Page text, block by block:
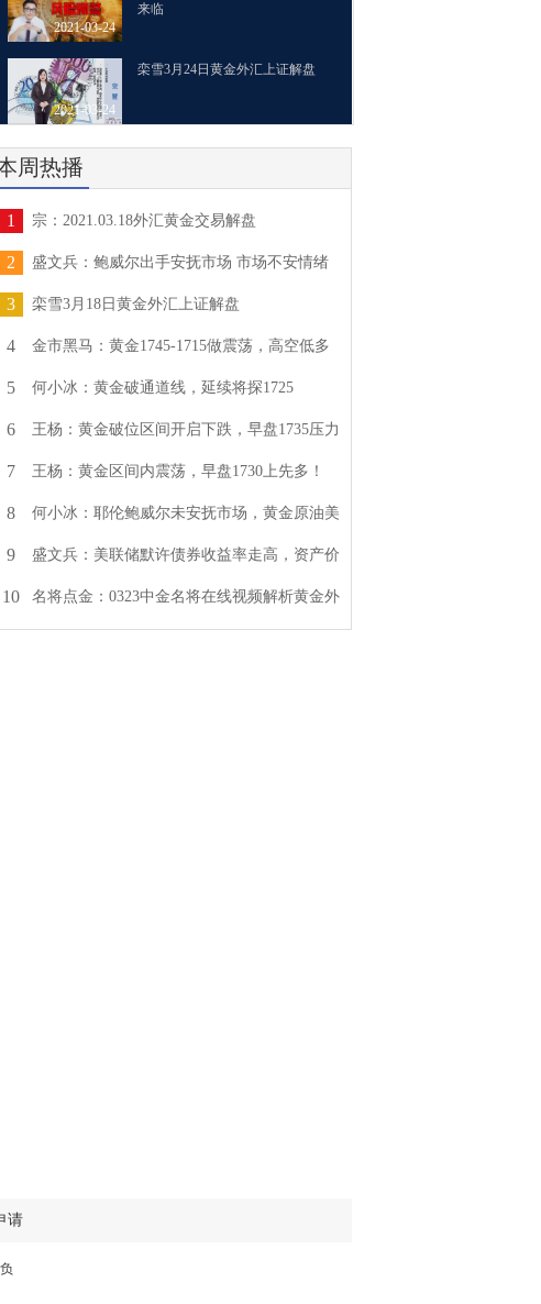
2021-03-24
来临
2021-03-24
栾雪3月24日黄金外汇上证解盘
周热播
1 宗：2021.03.18外汇黄金交易解盘
2 盛文兵：鲍威尔出手安抚市场 市场不安情绪
3 栾雪3月18日黄金外汇上证解盘
4 金市黑马：黄金1745-1715做震荡，高空低多
5 何小冰：黄金破通道线，延续将探1725
6 王杨：黄金破位区间开启下跌，早盘1735压力
7 王杨：黄金区间内震荡，早盘1730上先多！
8 何小冰：耶伦鲍威尔未安抚市场，黄金原油美
9 盛文兵：美联储默许债券收益率走高，资产价
10 名将点金：0323中金名将在线视频解析黄金外
请